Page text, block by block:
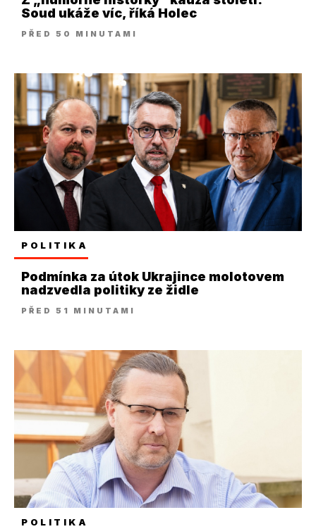
Soud ukáže víc, říká Holec
PŘED 50 MINUTAMI
POLITIKA
Podmínka za útok Ukrajince molotovem
nadzvedla politiky ze židle
PŘED 51 MINUTAMI
POLITIKA